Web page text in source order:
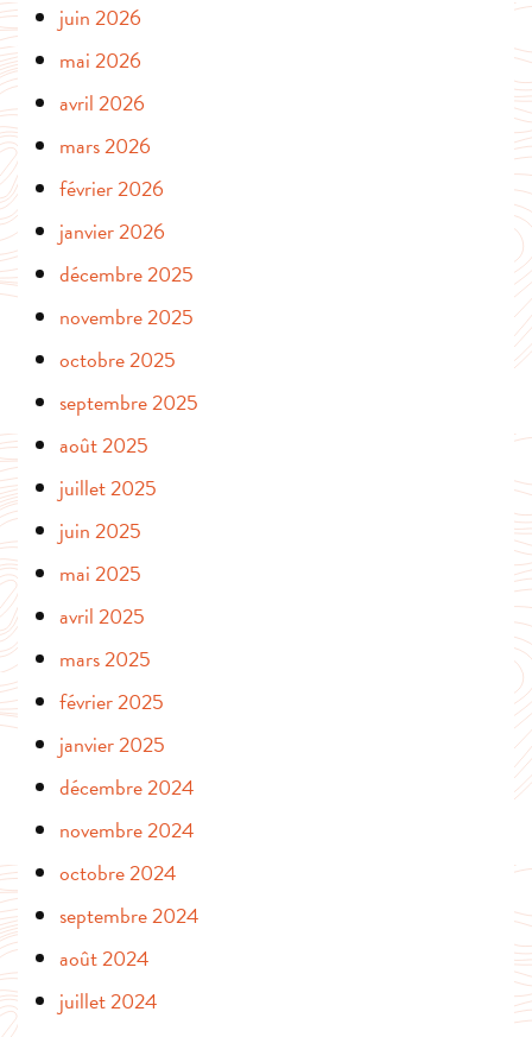
juin 2026
mai 2026
avril 2026
mars 2026
février 2026
janvier 2026
décembre 2025
novembre 2025
octobre 2025
septembre 2025
août 2025
juillet 2025
juin 2025
mai 2025
avril 2025
mars 2025
février 2025
janvier 2025
décembre 2024
novembre 2024
octobre 2024
septembre 2024
août 2024
juillet 2024